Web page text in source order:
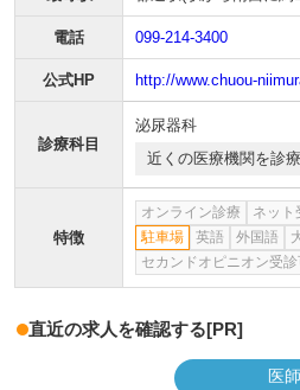
電話 099-214-3400
公式HP http://www.chuou-
診療科目
泌尿器科
近くの医療機関を診
特徴
オンライン診療 ネット
駐車場
英語 外国語
セカンドオピニオン受
直近の求人を確認する[PR]
医